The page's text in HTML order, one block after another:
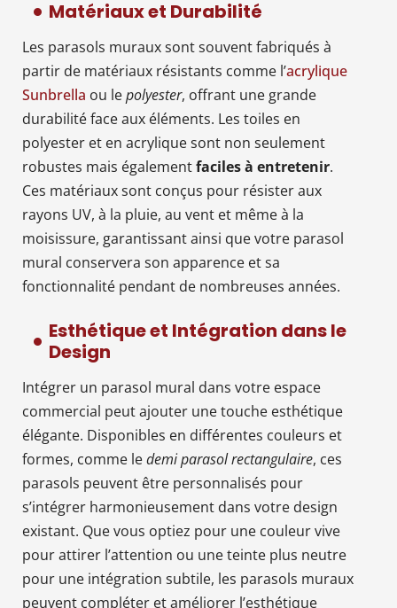
Matériaux et Durabilité
Les parasols muraux sont souvent fabriqués à
partir de matériaux résistants comme l’acrylique
Sunbrella ou lepolyester, offrant une grande
durabilité face aux éléments. Les toiles en
polyester et en acrylique sont non seulement
robustes mais égalementfaciles à entretenir.
Ces matériaux sont conçus pour résister aux
rayons UV, à la pluie, au vent et même à la
moisissure, garantissant ainsi que votre parasol
mural conservera son apparence et sa
fonctionnalité pendant de nombreuses années.
Esthétique et Intégration dans le
Design
Intégrer un parasol mural dans votre espace
commercial peut ajouter une touche esthétique
élégante. Disponibles en différentes couleurs et
formes, comme ledemi parasol rectangulaire, ces
parasols peuvent être personnalisés pour
s’intégrer harmonieusement dans votre design
existant. Que vous optiez pour une couleur vive
pour attirer l’attention ou une teinte plus neutre
pour une intégration subtile, les parasols muraux
peuvent compléter et améliorer l’esthétique